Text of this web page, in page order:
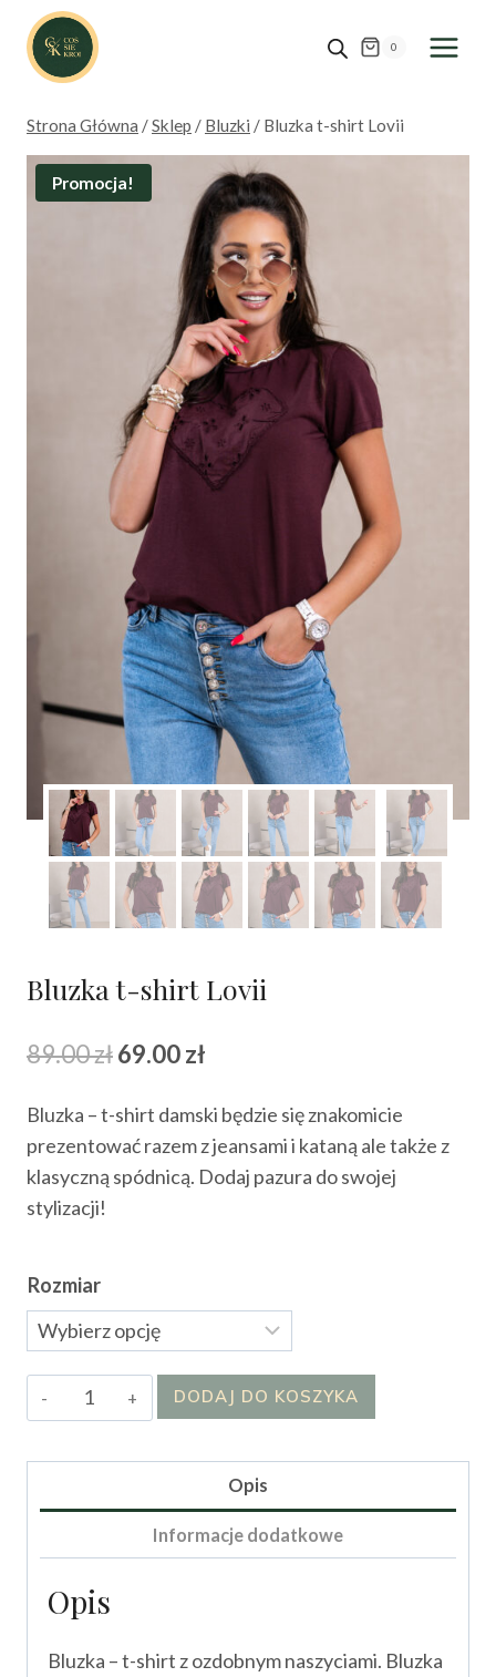
Przejdź
treści
0
Strona Główna /Sklep / Bluzki / Bluzka t-shirt Lovii
Promocja!
Bluzka t-shirt Lovii
89.00złPierwotna
wynosiła:
89.00 zł.
69.00zł
wynosi:
69.00 zł.
Bluzka – t-shirt damski będzie się znakomicie
prezentować razem z jeansami i kataną ale także z
klasyczną spódnicą. Dodaj pazura do swojej
stylizacji!
Rozmiar
ilość
Bluzka
Lovii
DODAJ DO KOSZYKA
Opis
Informacje dodatkowe
Opis
Bluzka – t-shirt z ozdobnym naszyciami. Bluzka